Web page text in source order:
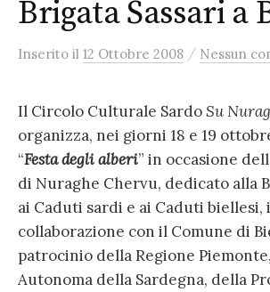
Brigata Sassari a
Inserito il 12 Ottobre 2008 / Nessun
Il Circolo Culturale SardoSu
organizza, nei giorni 18 e 19
“Festa degli alberi” in occasione
di Nuraghe Chervu, dedicato alla
ai Caduti sardi e ai Caduti biellesi,
collaborazione con il Comune di
patrocinio della Regione
Autonoma della Sardegna, della